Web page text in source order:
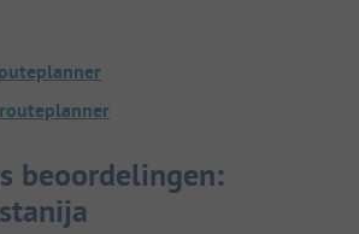
beoordelingen: